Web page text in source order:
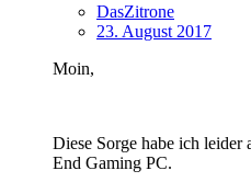
DasZitrone
23. August 2017
Moin,
Diese Sorge habe ich
End Gaming PC.